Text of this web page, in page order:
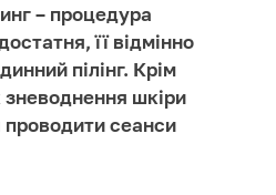
– процедура
її відмінно
пілінг. Крім
шкіри
сеанси